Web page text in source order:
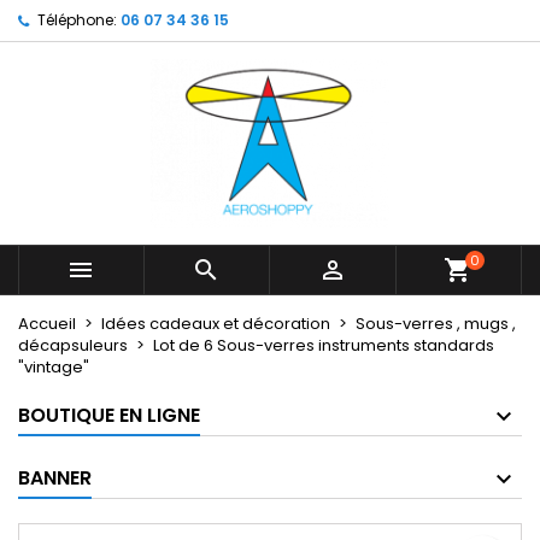
Téléphone: 06 07 34 36 15
   shopping_cart0
Accueil Idées cadeaux et décoration
Sous-verres , mugs ,
décapsuleurs
Lot de 6 Sous-verres instruments standards
"vintage"
BOUTIQUE EN LIGNE
BANNER
My wishlists ×
Create new list
Créer une liste d'envies ×
Nom de la liste d'envies
Connexion ×
Vous devez être connecté pour ajouter des produits
Annuler